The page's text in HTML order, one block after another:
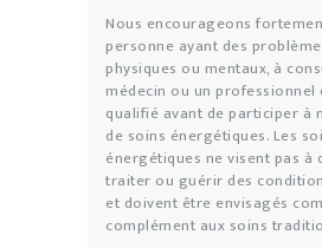
Nous encourageons
personne ayant des
physiques ou mentaux, à
médecin ou un professionnel
qualifié avant de participer à
de soins énergétiques. Les
énergétiques ne visent pas à
traiter ou guérir des
et doivent être envisagés
complément aux soins